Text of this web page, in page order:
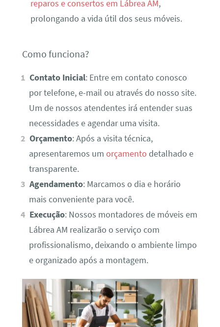
reparos e consertos em Lábrea AM,
prolongando a vida útil dos seus móveis.
Como funciona?
Contato Inicial: Entre em contato conosco
por telefone, e-mail ou através do nosso site.
Um de nossos atendentes irá entender suas
necessidades e agendar uma visita.
Orçamento: Após a visita técnica,
apresentaremos um orçamento detalhado e
transparente.
Agendamento: Marcamos o dia e horário
mais conveniente para você.
Execução: Nossos montadores de móveis em
Lábrea AM realizarão o serviço com
profissionalismo, deixando o ambiente limpo
e organizado após a montagem.